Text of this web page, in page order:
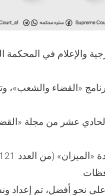
والإعلام في المحكمة
وتسجيل أربعة (4) من برنامج
عشر من مجلة